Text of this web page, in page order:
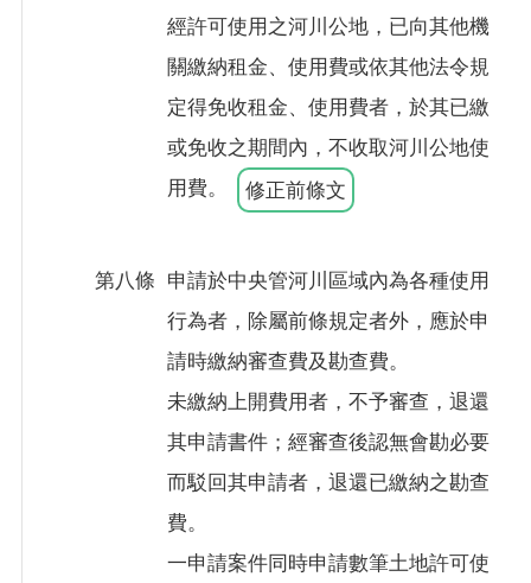
經許可使用之河川公地，已向其他機
關繳納租金、使用費或依其他法令規
定得免收租金、使用費者，於其已繳
或免收之期間內，不收取河川公地使
用費。
修正前條文
第八條 申請於中央管河川區域內為各種使用
行為者，除屬前條規定者外，應於申
請時繳納審查費及勘查費。
未繳納上開費用者，不予審查，退還
其申請書件；經審查後認無會勘必要
而駁回其申請者，退還已繳納之勘查
費。
一申請案件同時申請數筆土地許可使